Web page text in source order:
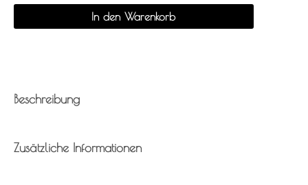
L
In den Warenkorb
Beschreibung
Zusätzliche Informationen